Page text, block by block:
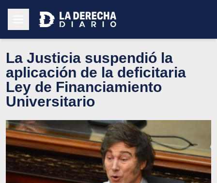
La Justicia suspendió la
aplicación de la deficitaria
Ley de Financiamiento
Universitario